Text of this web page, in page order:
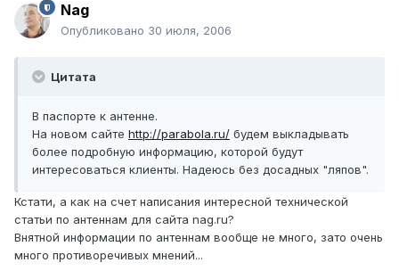
Nag
Опубликовано 30 июля, 2006
Цитата
В паспорте к антенне.
На новом сайте http://parabola.ru/ будем выкладывать
более подробную информацию, которой будут
интересоваться клиенты. Надеюсь без досадных "ляпов".
Кстати, а как на счет написания интересной технической
статьи по антеннам для сайта nag.ru?
Внятной информации по антеннам вообще не много, зато очень
много противоречивых мнений...